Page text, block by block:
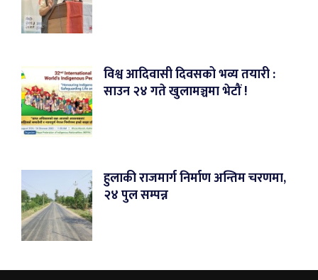
विश्व आदिवासी दिवसको भव्य तयारी :
साउन २४ गते खुलामञ्चमा भेटौं !
हुलाकी राजमार्ग निर्माण अन्तिम चरणमा,
२४ पुल सम्पन्न